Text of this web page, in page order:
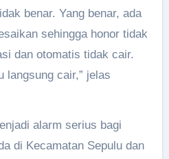
benar. Yang benar, ada
sehingga honor tidak
dan otomatis tidak cair.
langsung cair,” jelas
alarm serius bagi
di Kecamatan Sepulu dan